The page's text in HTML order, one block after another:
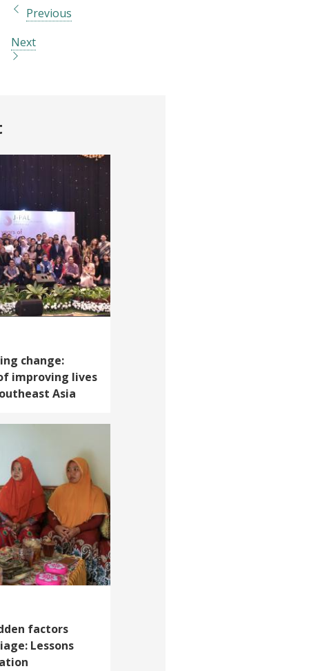
Previous
Next
change:
improving lives
Asia
factors
Lessons